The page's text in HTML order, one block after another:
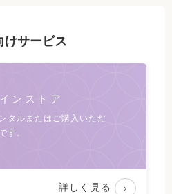
けサービス
ンストア
タルまたは ご購入いただ
す。
詳しく見る